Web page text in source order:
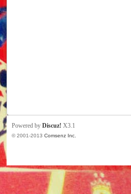
Powered byDiscuz! X3.1
© 2001-2013Comsenz Inc.